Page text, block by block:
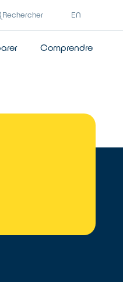
Rechercher EN
Comprendre